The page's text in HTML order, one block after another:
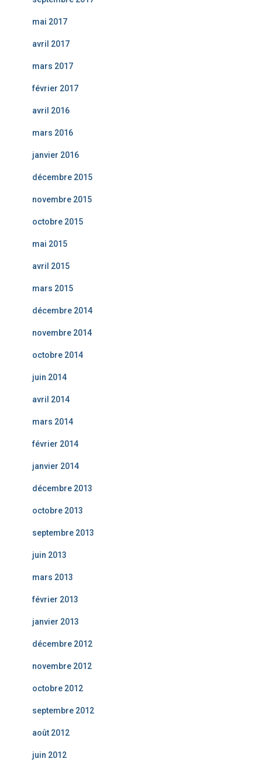
mai 2017
avril 2017
mars 2017
février 2017
avril 2016
mars 2016
janvier 2016
décembre 2015
novembre 2015
octobre 2015
mai 2015
avril 2015
mars 2015
décembre 2014
novembre 2014
octobre 2014
juin 2014
avril 2014
mars 2014
février 2014
janvier 2014
décembre 2013
octobre 2013
septembre 2013
juin 2013
mars 2013
février 2013
janvier 2013
décembre 2012
novembre 2012
octobre 2012
septembre 2012
août 2012
juin 2012